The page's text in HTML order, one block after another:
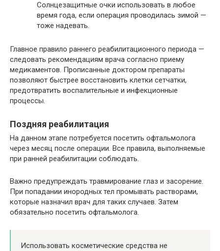
Солнцезащитные очки использовать в любое
время года, если операция проводилась зимой —
тоже надевать.
Главное правило раннего реабилитационного периода —
следовать рекомендациям врача согласно приему
медикаментов. Прописанные доктором препараты
позволяют быстрее восстановить клетки сетчатки,
предотвратить воспалительные и инфекционные
процессы.
Поздняя реабилитация
На данном этапе потребуется посетить офтальмолога
через месяц после операции. Все правила, выполняемые
при ранней реабилитации соблюдать.
Важно предупреждать травмирование глаз и засорение.
При попадании инородных тел промывать растворами,
которые назначил врач для таких случаев. Затем
обязательно посетить офтальмолога.
Использовать косметические средства не